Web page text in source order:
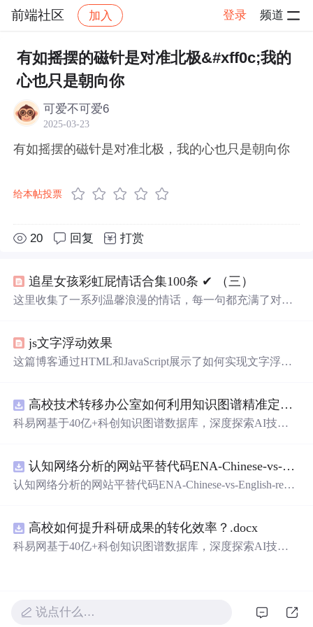
前端社区 加入 登录 频道
社区 前端社区 感慨 帖子详情
有如摇摆的磁针是对准北极&#xff0c;我的
心也只是朝向你
可爱不可爱6
2025-03-23
有如摇摆的磁针是对准北极，我的心也只是朝向你
给本帖投票
20 回复 打赏
追星女孩彩虹屁情话合集100条 ✔︎ （三）
这里收集了一系列温馨浪漫的情话，每一句都充满了对爱
js文字浮动效果
这篇博客通过HTML和JavaScript展示了如何实现文字浮动
在页面上随机飘动的视觉效果。此外，文中还包含了对CS
S样式和JavaScript事件监听的运用，增加了互动性和趣味
高校技术转移办公室如何利用知识图谱精准定位产业需求与技术适配点？.docx
科易网基于40亿+科创知识图谱数据库，深度探索AI技术
新领域的AI+数智化解决方案，推动科技创新与产业创新
智能化发展。
认知网络分析的网站平替代码ENA-Chinese-vs-English-reproducible.zip
认知网络分析的网站平替代码ENA-Chinese-vs-English-repro
高校如何提升科研成果的转化效率？.docx
科易网基于40亿+科创知识图谱数据库，深度探索AI技术
智能化发展。
说点什么…